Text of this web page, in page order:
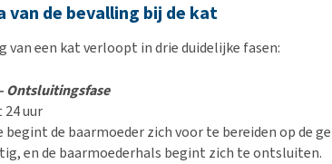
van de bevalling bij de kat
van een kat verloopt in drie duidelijke fasen:
Ontsluitingsfase
24 uur
begint de baarmoeder zich voor te bereiden op de
en de baarmoederhals begint zich te ontsluiten.